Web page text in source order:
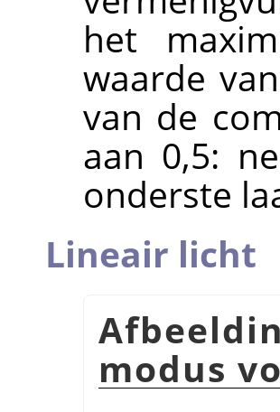
het
waarde
van de
aan 0,5:
onderste
Lineair licht
modus